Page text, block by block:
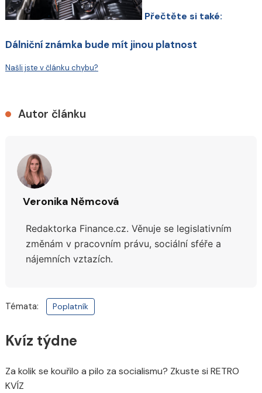
Přečtěte si také:
Dálniční známka bude mít jinou platnost
Našli jste v článku chybu?
Autor článku
Veronika Němcová
Redaktorka Finance.cz. Věnuje se legislativním
změnám v pracovním právu, sociální sféře a
nájemních vztazích.
Témata: Poplatník
Kvíz týdne
Za kolik se kouřilo a pilo za socialismu? Zkuste si RETRO
KVÍZ